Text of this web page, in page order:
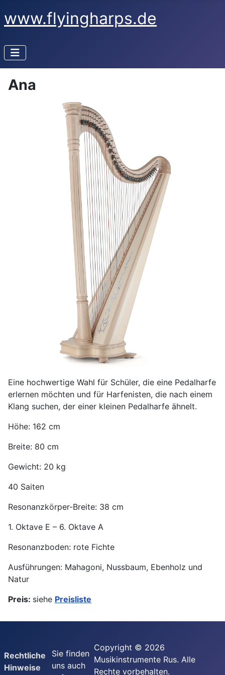
www.flyingharps.de
Ana
Eine hochwertige Wahl für Schüler, die eine Pedalharfe
erlernen möchten und für Harfenisten, die nach einem
Klang suchen, der einer kleinen Pedalharfe ähnelt.
Höhe: 162 cm
Breite: 80 cm
Gewicht: 20 kg
40 Saiten
Resonanzkörper-Breite: 38 cm
1. Oktave E – 6. Oktave A
Resonanzboden: rote Fichte
Ausführungen: Mahagoni, Nussbaum, Ebenholz und
Natur
Preis: siehe Preisliste
Rechtliche
Hinweise
Sie finden
uns auch
Copyright © 2026
Musikinstrumente Rus. Alle
Rechte vorbehalten.